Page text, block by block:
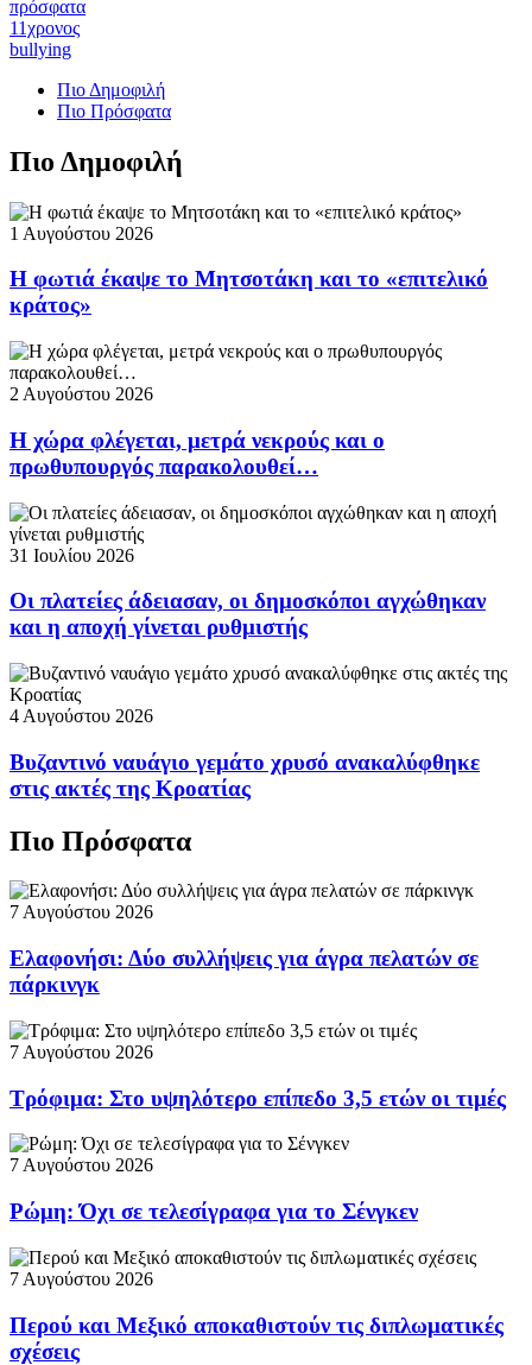
πρόσφατα
11χρονος
bullying
Πιο Δημοφιλή
Πιο Πρόσφατα
Πιο Δημοφιλή
1 Αυγούστου 2026
Η φωτιά έκαψε το Μητσοτάκη και το «επιτελικό
κράτος»
2 Αυγούστου 2026
Η χώρα φλέγεται, μετρά νεκρούς και ο
πρωθυπουργός παρακολουθεί…
31 Ιουλίου 2026
Οι πλατείες άδειασαν, οι δημοσκόποι αγχώθηκαν
και η αποχή γίνεται ρυθμιστής
4 Αυγούστου 2026
Βυζαντινό ναυάγιο γεμάτο χρυσό ανακαλύφθηκε
στις ακτές της Κροατίας
Πιο Πρόσφατα
7 Αυγούστου 2026
Ελαφονήσι: Δύο συλλήψεις για άγρα πελατών σε
πάρκινγκ
7 Αυγούστου 2026
Τρόφιμα: Στο υψηλότερο επίπεδο 3,5 ετών οι τιμές
7 Αυγούστου 2026
Ρώμη: Όχι σε τελεσίγραφα για το Σένγκεν
7 Αυγούστου 2026
Περού και Μεξικό αποκαθιστούν τις διπλωματικές
σχέσεις